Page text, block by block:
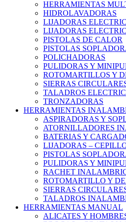
HERRAMIENTAS
HIDROLAVADORAS
LIJADORAS
LIJADORAS
PISTOLAS DE CALOR
PISTOLAS
POLICHADORAS
PULIDORAS Y
ROTOMARTILLOS Y
SIERRAS
TALADROS
TRONZADORAS
HERRAMIENTAS
ASPIRADORAS Y
ATORNILLADORES
BATERIAS Y
LIJADORAS –
PISTOLAS
PULIDORAS Y
RACHET
ROTOMARTILLO Y
SIERRAS
TALADROS
HERRAMIENTAS MANUAL
ALICATES Y